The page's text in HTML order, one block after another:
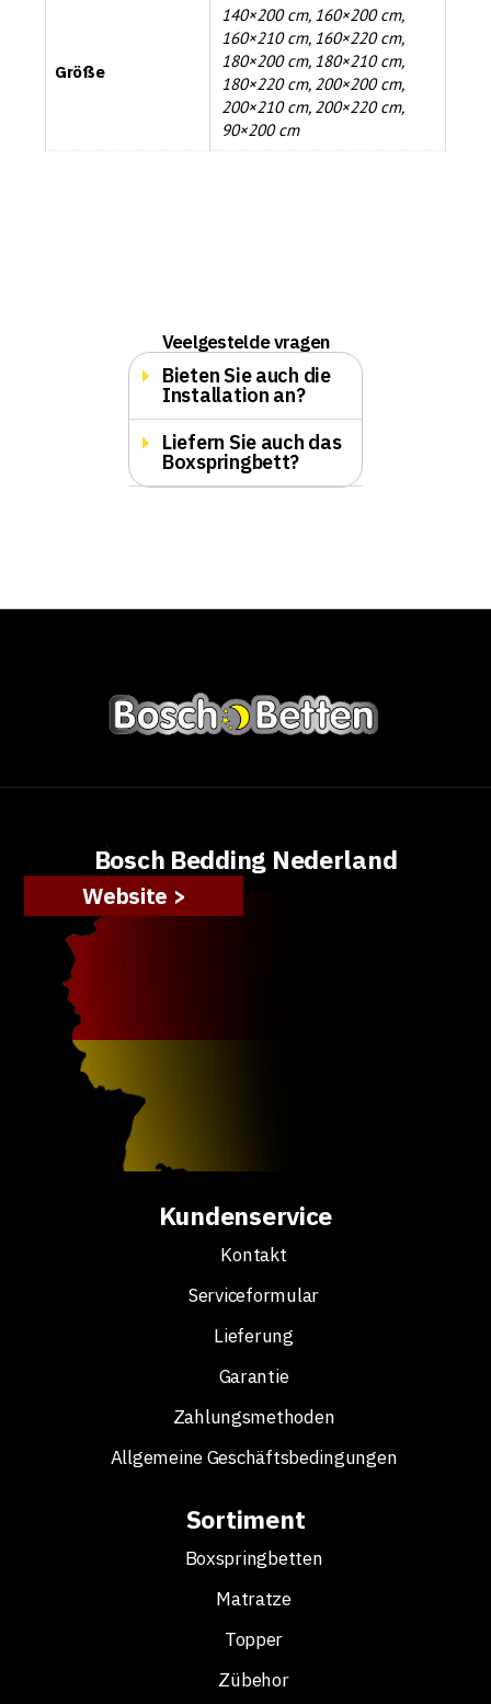
Größe
140×200 cm, 160×200 cm,
160×210 cm, 160×220 cm,
180×200 cm, 180×210 cm,
180×220 cm, 200×200 cm,
200×210 cm, 200×220 cm,
90×200 cm
Veelgestelde vragen
Bieten Sie auch die
Installation an?
Liefern Sie auch das
Boxspringbett?
Bosch Bedding Nederland
Website >
Kundenservice
Kontakt
Serviceformular
Lieferung
Garantie
Zahlungsmethoden
Allgemeine Geschäftsbedingungen
Sortiment
Boxspringbetten
Matratze
Topper
Zübehor